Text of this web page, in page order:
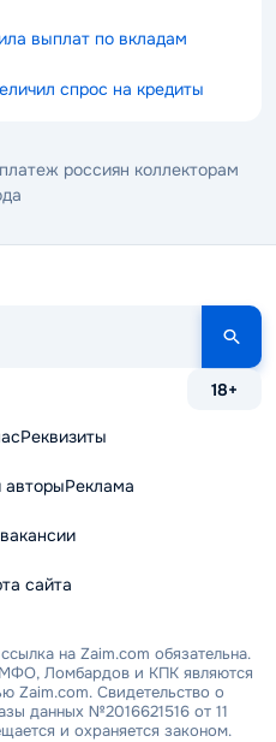
выплат по вкладам
спрос на кредиты
россиян коллекторам
18+
Реквизиты
авторыРеклама
сайта
на Zaim.com обязательна.
Ломбардов и КПК являются
Zaim.com. Свидетельство о
данных №2016621516 от 11
и охраняется законом.